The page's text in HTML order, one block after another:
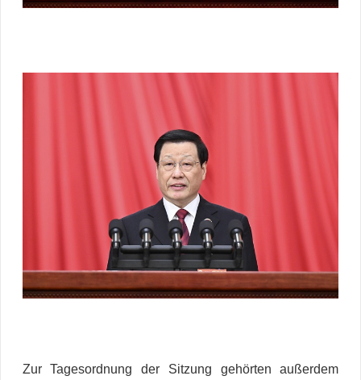
Zur Tagesordnung der Sitzung gehörten außerdem